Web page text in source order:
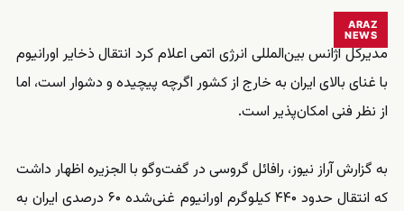
ARAZ
NEWS
مدیرکل آژانس بین‌المللی انرژی اتمی اعلام کرد انتقال ذخایر اورانیوم
با غنای بالای ایران به خارج از کشور اگرچه پیچیده و دشوار است، اما
از نظر فنی امکان‌پذیر است.
به گزارش آراز نیوز، رافائل گروسی در گفت‌وگو با الجزیره اظهار داشت
که انتقال حدود ۴۴۰ کیلوگرم اورانیوم غنی‌شده ۶۰ درصدی ایران به